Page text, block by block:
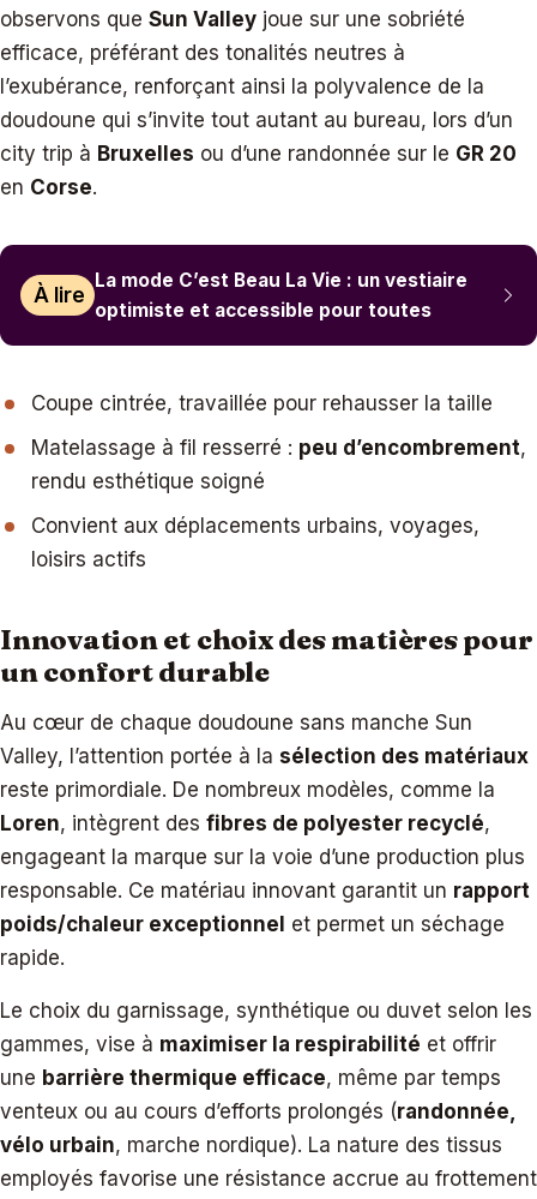
observons que Sun Valley joue sur une sobriété
efficace, préférant des tonalités neutres à
l’exubérance, renforçant ainsi la polyvalence de la
doudoune qui s’invite tout autant au bureau, lors d’un
city trip à Bruxelles ou d’une randonnée sur le GR 20
en Corse.
À lire
La mode C’est Beau La Vie : un vestiaire
optimiste et accessible pour toutes
Coupe cintrée, travaillée pour rehausser la taille
Matelassage à fil resserré : peu d’encombrement,
rendu esthétique soigné
Convient aux déplacements urbains, voyages,
loisirs actifs
Innovation et choix des matières pour
un confort durable
Au cœur de chaque doudoune sans manche Sun
Valley, l’attention portée à la sélection des matériaux
reste primordiale. De nombreux modèles, comme la
Loren, intègrent des fibres de polyester recyclé,
engageant la marque sur la voie d’une production plus
responsable. Ce matériau innovant garantit un rapport
poids/chaleur exceptionnel et permet un séchage
rapide.
Le choix du garnissage, synthétique ou duvet selon les
gammes, vise à maximiser la respirabilité et offrir
une barrière thermique efficace, même par temps
venteux ou au cours d’efforts prolongés (randonnée,
vélo urbain, marche nordique). La nature des tissus
employés favorise une résistance accrue au frottement